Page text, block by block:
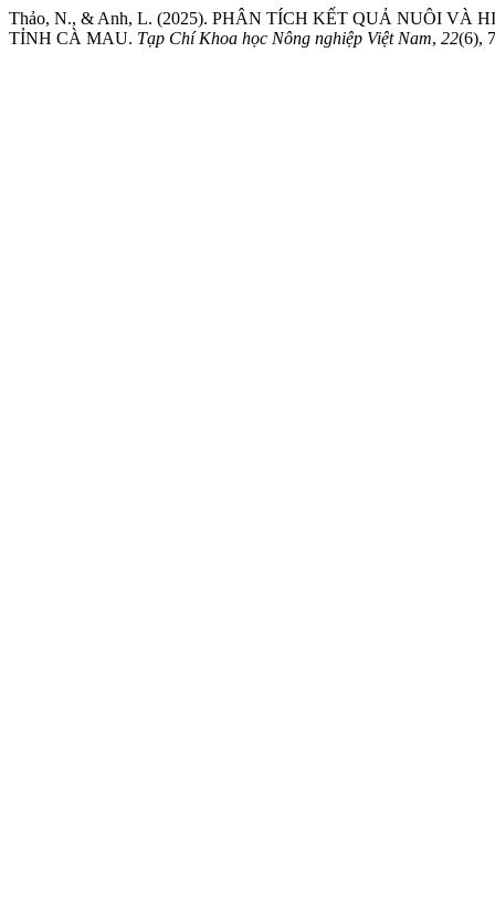
Thảo, N., & Anh, L. (2025). PHÂN TÍCH KẾT QUẢ NUÔI VÀ
TỈNH CÀ MAU. Tạp Chí Khoa học Nông nghiệp Việt Nam, 22(6),